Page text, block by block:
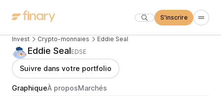
S'inscrire
Invest Crypto-monnaies Eddie Seal
Eddie SealEDSE
Suivre dans votre portfolio
GraphiqueÀ proposMarchés